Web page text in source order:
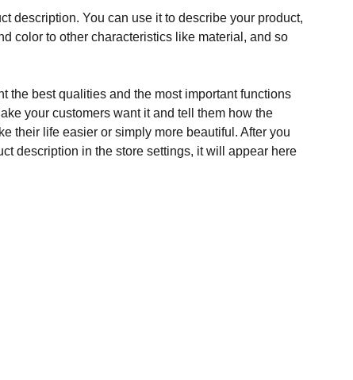
description. You can use it to describe your product,
color to other characteristics like material, and so
the best qualities and the most important functions
your customers want it and tell them how the
their life easier or simply more beautiful. After you
description in the store settings, it will appear here